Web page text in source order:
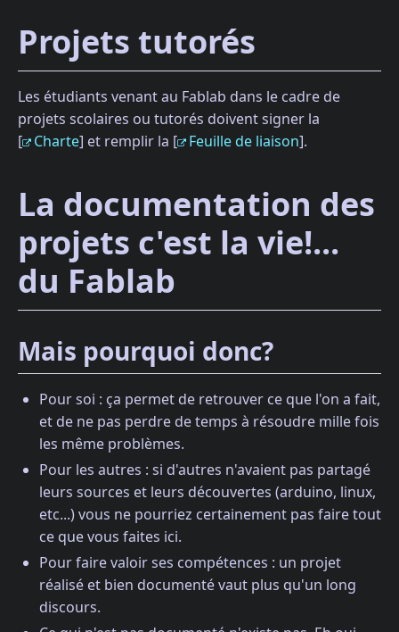
Projets tutorés
Les étudiants venant au Fablab dans le cadre de
projets scolaires ou tutorés doivent signer la
[
Charte] et remplir la [ Feuille de liaison].
La documentation des
projets c'est la vie!...
du Fablab
Mais pourquoi donc?
Pour soi : ça permet de retrouver ce que l'on a fait,
et de ne pas perdre de temps à résoudre mille fois
les même problèmes.
Pour les autres : si d'autres n'avaient pas partagé
leurs sources et leurs découvertes (arduino, linux,
etc...) vous ne pourriez certainement pas faire tout
ce que vous faites ici.
Pour faire valoir ses compétences : un projet
réalisé et bien documenté vaut plus qu'un long
discours.